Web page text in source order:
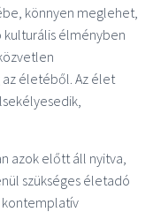
könnyen meglehet,
kulturális élményben
az életéből. Az élet
azok előtt áll nyitva,
szükséges életadó
kontemplatív